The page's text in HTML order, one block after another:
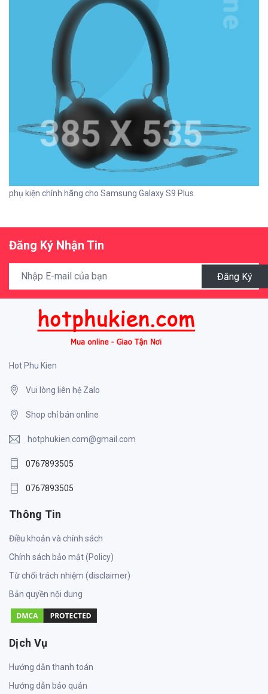
phụ kiện chính hãng cho Samsung Galaxy S9 Plus
Đăng Ký Nhận Tin
Đăng Ký
Hot Phu Kien
Vui lòng liên hệ Zalo
Shop chỉ bán online
hotphukien.com@gmail.com
0767893505
0767893505
Thông Tin
Điều khoản và chính sách
Chính sách bảo mật (Policy)
Từ chối trách nhiệm (disclaimer)
Bản quyền nội dung
Dịch Vụ
Hướng dẫn thanh toán
Hướng dẫn bảo quản